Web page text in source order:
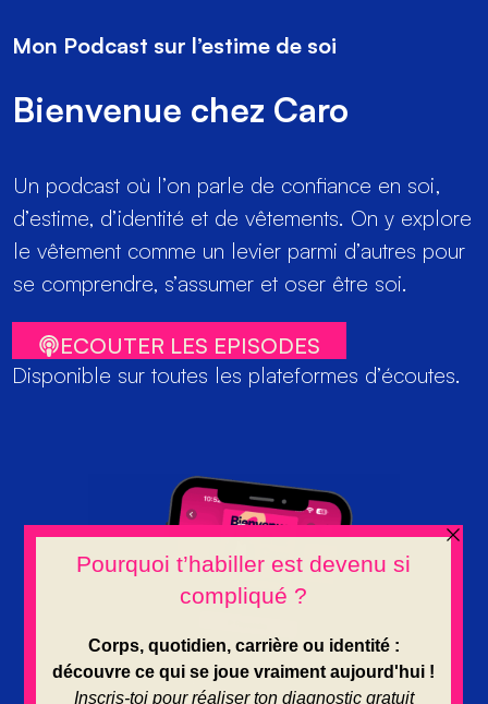
Mon Podcast sur l’estime de soi
Bienvenue chez Caro
Un podcast où l’on parle de confiance en soi,
d’estime, d’identité et de vêtements. On y explore
le vêtement comme un levier parmi d’autres pour
se comprendre, s’assumer et oser être soi.
ECOUTER LES EPISODES
Disponible sur toutes les plateformes d’écoutes.